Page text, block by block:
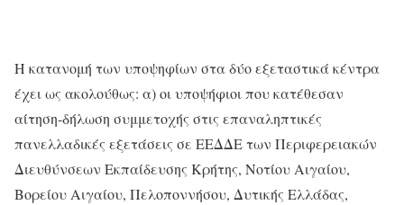
Η κατανομή των υποψηφίων στα δύο εξεταστικά κέντρα
έχει ως ακολούθως: α) οι υποψήφιοι που κατέθεσαν
αίτηση-δήλωση συμμετοχής στις επαναληπτικές
πανελλαδικές εξετάσεις σε ΕΕΔΔΕ των Περιφερειακών
Διευθύνσεων Εκπαίδευσης Κρήτης, Νοτίου Αιγαίου,
Βορείου Αιγαίου, Πελοποννήσου, Δυτικής Ελλάδας,